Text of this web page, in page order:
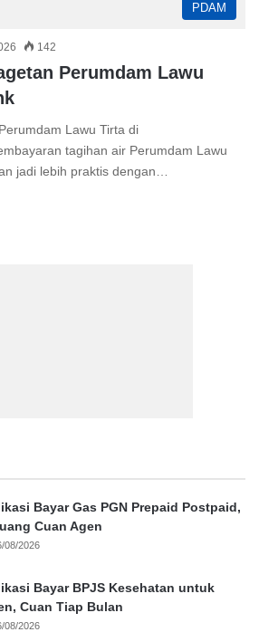
PDAM
142
Perumdam Lawu
Lawu Tirta di
tagihan air Perumdam Lawu
jadi lebih praktis dengan…
Bayar Gas PGN Prepaid Postpaid,
Cuan Agen
08/2026
Bayar BPJS Kesehatan untuk
Cuan Tiap Bulan
08/2026